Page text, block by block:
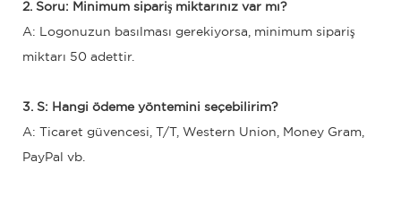
2. Soru: Minimum sipariş miktarınız var mı?
A: Logonuzun basılması gerekiyorsa, minimum sipariş
miktarı 50 adettir.
3. S: Hangi ödeme yöntemini seçebilirim?
A: Ticaret güvencesi, T/T, Western Union, Money Gram,
PayPal vb.